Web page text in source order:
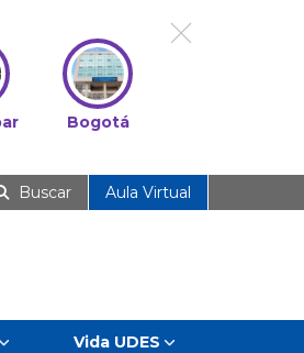
Bogotá
Buscar Aula Virtual
Vida UDES